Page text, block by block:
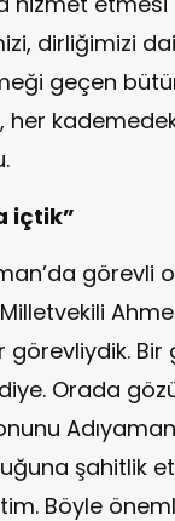
dirliğimizi
geçen
her
içtik”
görevli
görevliydik. Bir
Orada
şahitlik
Böyle